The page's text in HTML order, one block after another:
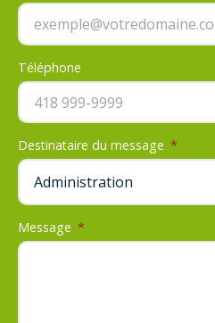
Téléphone
Destinataire du message *
Message *